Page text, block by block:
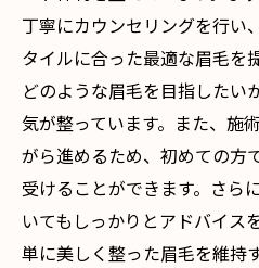
丁寧にカウンセリングを行い
タイルに合った最適な眉毛を
どのような眉毛を目指したい
気が整っています。また、施
がら進めるため、初めての方
受けることができます。さら
いてもしっかりとアドバイス
単に美しく整った眉毛を維持